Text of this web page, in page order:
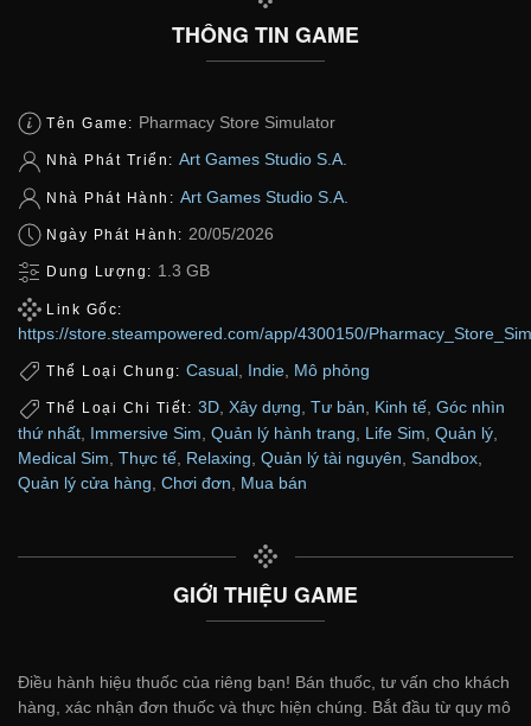
THÔNG TIN GAME
Tên Game: Pharmacy Store Simulator
Nhà Phát Triển: Art Games Studio S.A.
Nhà Phát Hành: Art Games Studio S.A.
Ngày Phát Hành: 20/05/2026
Dung Lượng: 1.3 GB
Link Gốc:
https://store.steampowered.com/app/4300150/
Thể Loại Chung: Casual Indie Mô phỏng
Thể Loại Chi Tiết: 3D, Xây dựng, Tư bản, Kinh tế, Góc nhìn
thứ nhất Immersive Sim Quản lý hành trang Life Sim Quản lý
Medical Sim Thực tế Relaxing Quản lý tài nguyên Sandbox
Quản lý cửa hàng Chơi đơn Mua bán
GIỚI THIỆU GAME
Điều hành hiệu thuốc của riêng bạn! Bán thuốc, tư vấn cho khách
hàng, xác nhận đơn thuốc và thực hiện chúng. Bắt đầu từ quy mô